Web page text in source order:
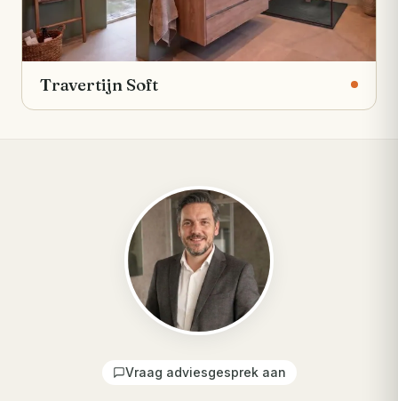
Travertijn Soft
Vraag adviesgesprek aan